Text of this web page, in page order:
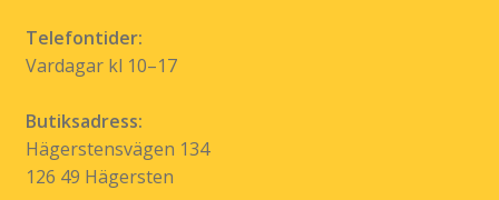
Telefontider:
Vardagar kl 10–17
Butiksadress:
Hägerstensvägen 134
126 49 Hägersten